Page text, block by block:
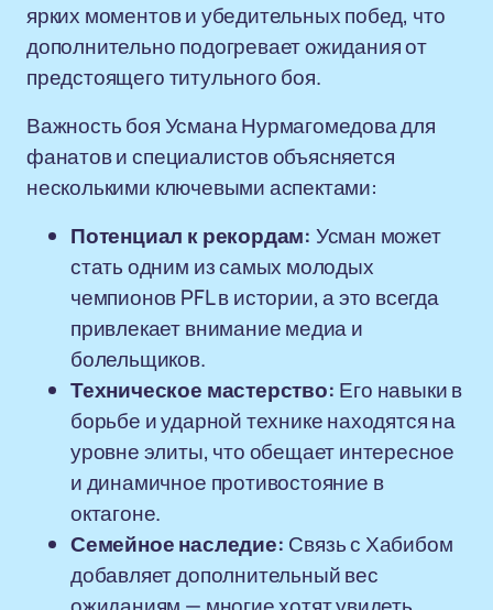
ярких моментов и убедительных побед, что
дополнительно подогревает ожидания от
предстоящего титульного боя.
Важность боя Усмана Нурмагомедова для
фанатов и специалистов объясняется
несколькими ключевыми аспектами:
Потенциал к рекордам: Усман может
стать одним из самых молодых
чемпионов PFL в истории, а это всегда
привлекает внимание медиа и
болельщиков.
Техническое мастерство: Его навыки в
борьбе и ударной технике находятся на
уровне элиты, что обещает интересное
и динамичное противостояние в
октагоне.
Семейное наследие: Связь с Хабибом
добавляет дополнительный вес